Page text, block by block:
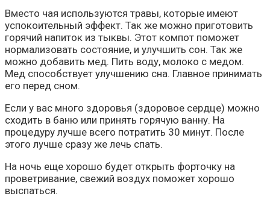
Вместо чая используются травы, которые имеют
успокоительный эффект. Так же можно приготовить
горячий напиток из тыквы. Этот компот поможет
нормализовать состояние, и улучшить сон. Так же
можно добавить мед. Пить воду, молоко с медом.
Мед способствует улучшению сна. Главное принимать
его перед сном.
Если у вас много здоровья (здоровое сердце) можно
сходить в баню или принять горячую ванну. На
процедуру лучше всего потратить 30 минут. После
этого лучше сразу же лечь спать.
На ночь еще хорошо будет открыть форточку на
проветривание, свежий воздух поможет хорошо
выспаться.